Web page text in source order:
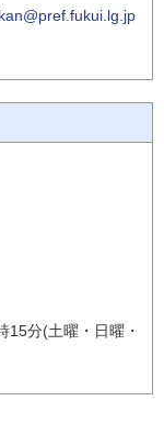
15分(土曜・日曜・